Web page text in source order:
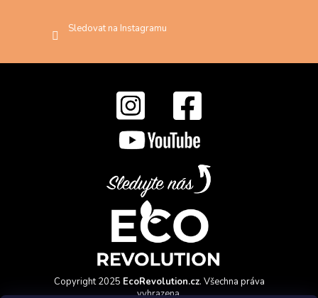
Sledovat na Instagramu
Copyright 2025 EcoRevolution.cz. Všechna práva
vyhrazena.